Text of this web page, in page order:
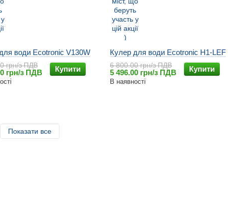
води Ecotronic V130W
грн/з ПДВ
грн/з ПДВ Купити
Кулер для води Ecotronic H1-LEF
6 800.00 грн/з ПДВ
5 496.00 грн/з ПДВ Купити
В наявності
Показати все